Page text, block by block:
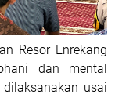
Resor Enrekang
dan mental
usai